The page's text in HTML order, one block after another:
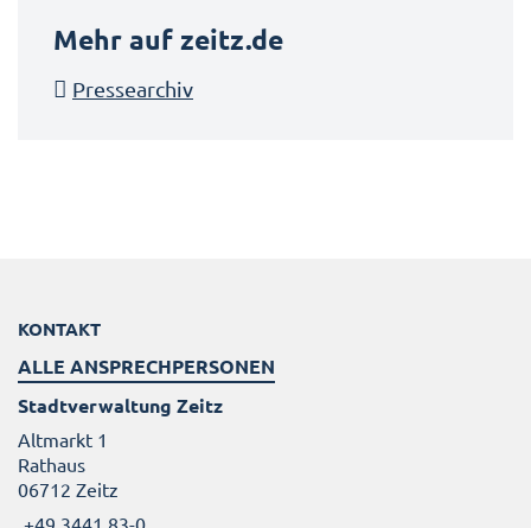
Mehr auf zeitz.de
Pressearchiv
KONTAKT
ALLE ANSPRECHPERSONEN
Stadtverwaltung Zeitz
Altmarkt 1
Rathaus
06712 Zeitz
+49 3441 83-0